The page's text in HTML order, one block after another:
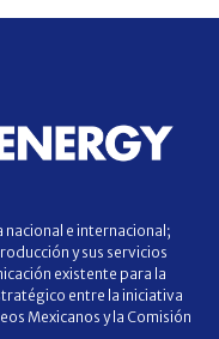
e internacional;
y sus servicios
existente para la
entre la iniciativa
Mexicanos y la Comisión